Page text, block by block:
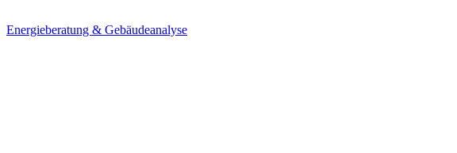
Energieberatung & Gebäudeanalyse